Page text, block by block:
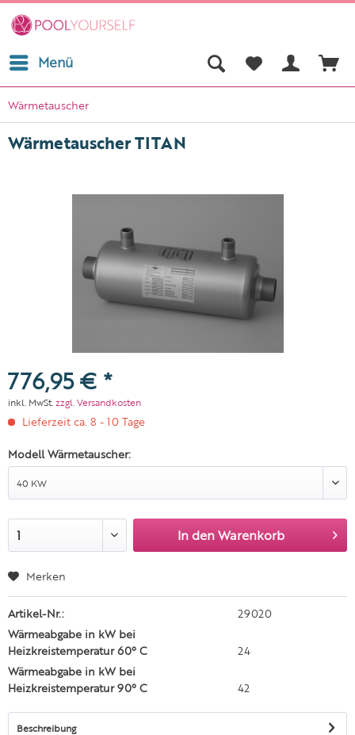
Menü
Wärmetauscher
Wärmetauscher TITAN
776,95 € *
inkl. MwSt. zzgl. Versandkosten
Lieferzeit ca. 8 - 10 Tage
Modell Wärmetauscher:
In den Warenkorb
Merken
Artikel-Nr.:
29020
Wärmeabgabe in kW bei
Heizkreistemperatur 60° C
24
Wärmeabgabe in kW bei
Heizkreistemperatur 90° C
42
Beschreibung